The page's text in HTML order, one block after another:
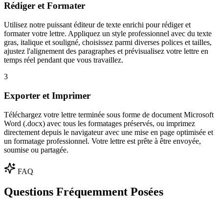
Rédiger et Formater
Utilisez notre puissant éditeur de texte enrichi pour rédiger et
formater votre lettre. Appliquez un style professionnel avec du texte
gras, italique et souligné, choisissez parmi diverses polices et tailles,
ajustez l'alignement des paragraphes et prévisualisez votre lettre en
temps réel pendant que vous travaillez.
3
Exporter et Imprimer
Téléchargez votre lettre terminée sous forme de document Microsoft
Word (.docx) avec tous les formatages préservés, ou imprimez
directement depuis le navigateur avec une mise en page optimisée et
un formatage professionnel. Votre lettre est prête à être envoyée,
soumise ou partagée.
FAQ
Questions Fréquemment Posées